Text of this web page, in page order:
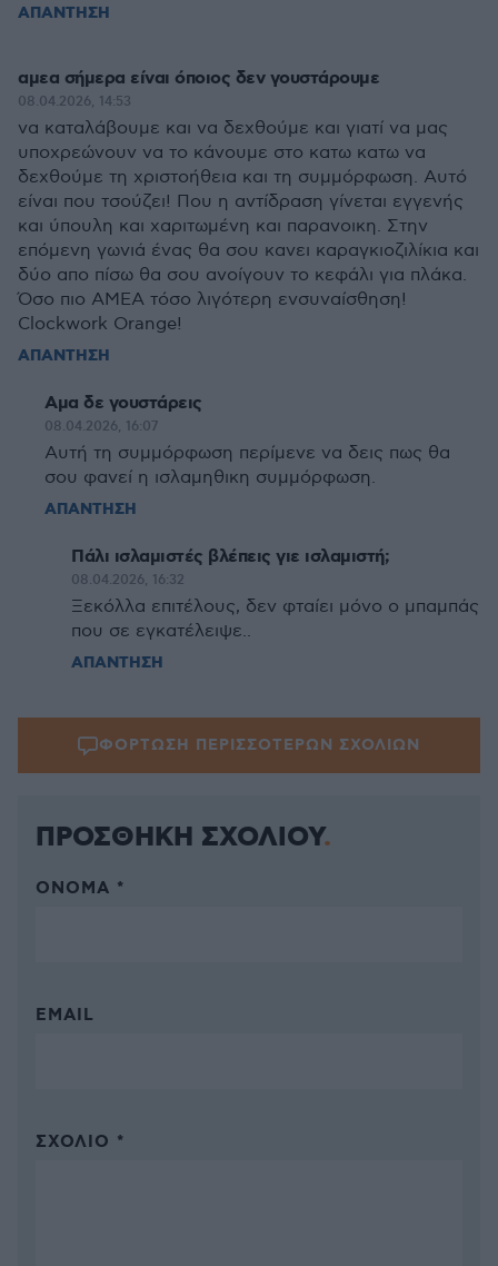
ΑΠΑΝΤΗΣΗ
αμεα σήμερα είναι όποιος δεν γουστάρουμε
08.04.2026, 14:53
να καταλάβουμε και να δεχθούμε και γιατί να μας
υποχρεώνουν να το κάνουμε στο κατω κατω να
δεχθούμε τη χριστοήθεια και τη συμμόρφωση. Αυτό
είναι που τσούζει! Που η αντίδραση γίνεται εγγενής
και ύπουλη και χαριτωμένη και παρανοικη. Στην
επόμενη γωνιά ένας θα σου κανει καραγκιοζιλίκια και
δύο απο πίσω θα σου ανοίγουν το κεφάλι για πλάκα.
Όσο πιο ΑΜΕΑ τόσο λιγότερη ενσυναίσθηση!
Clockwork Orange!
ΑΠΑΝΤΗΣΗ
Αμα δε γουστάρεις
08.04.2026, 16:07
Αυτή τη συμμόρφωση περίμενε να δεις πως θα
σου φανεί η ισλαμηθικη συμμόρφωση.
ΑΠΑΝΤΗΣΗ
Πάλι ισλαμιστές βλέπεις γιε ισλαμιστή;
08.04.2026, 16:32
Ξεκόλλα επιτέλους, δεν φταίει μόνο ο μπαμπάς
που σε εγκατέλειψε..
ΑΠΑΝΤΗΣΗ
ΦΟΡΤΩΣΗ ΠΕΡΙΣΣΟΤΕΡΩΝ ΣΧΟΛΙΩΝ
ΠΡΟΣΘΗΚΗ ΣΧΟΛΙΟΥ
ΌΝΟΜΑ *
EMAIL
ΣΧΌΛΙΟ *